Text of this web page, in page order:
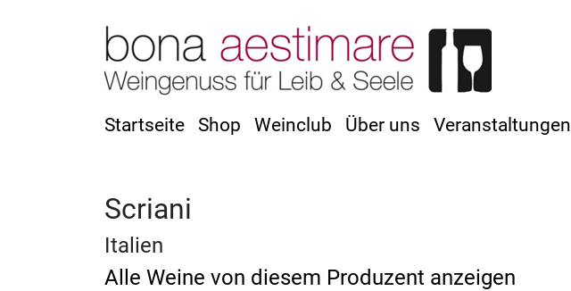
Startseite Shop Weinclub Über uns Veranstaltungen
Scriani
Italien
Alle Weine von diesem Produzent anzeigen